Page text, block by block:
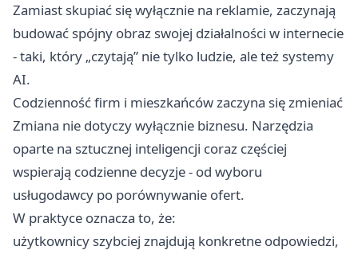
Zamiast skupiać się wyłącznie na reklamie, zaczynają
budować spójny obraz swojej działalności w internecie
- taki, który „czytają” nie tylko ludzie, ale też systemy
AI.
Codzienność firm i mieszkańców zaczyna się zmieniać
Zmiana nie dotyczy wyłącznie biznesu. Narzędzia
oparte na sztucznej inteligencji coraz częściej
wspierają codzienne decyzje - od wyboru
usługodawcy po porównywanie ofert.
W praktyce oznacza to, że:
użytkownicy szybciej znajdują konkretne odpowiedzi,